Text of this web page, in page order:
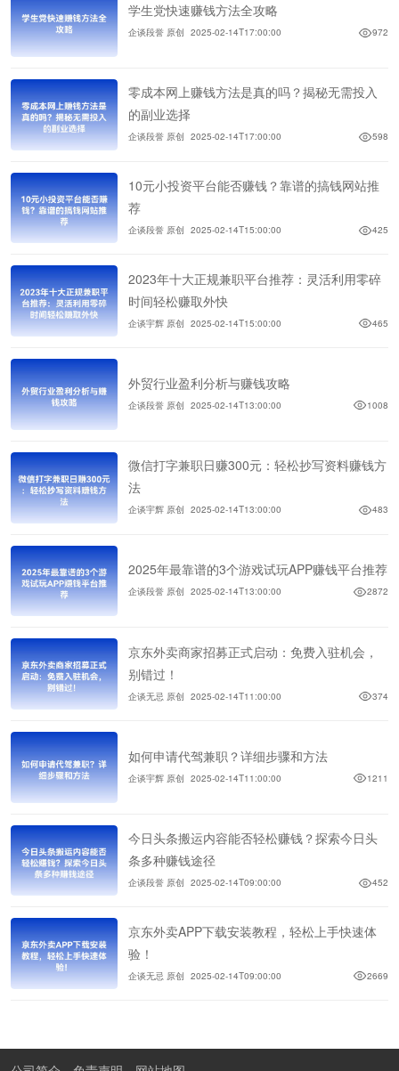
学生党快速赚钱方法全攻略
企谈段誉 原创 2025-02-14T17:00:00 972
零成本网上赚钱方法是真的吗？揭秘无需投入
的副业选择
企谈段誉 原创 2025-02-14T17:00:00 598
10元小投资平台能否赚钱？靠谱的搞钱网站推
荐
企谈段誉 原创 2025-02-14T15:00:00 425
2023年十大正规兼职平台推荐：灵活利用零碎
时间轻松赚取外快
企谈宇辉 原创 2025-02-14T15:00:00 465
外贸行业盈利分析与赚钱攻略
企谈段誉 原创 2025-02-14T13:00:00 1008
微信打字兼职日赚300元：轻松抄写资料赚钱方
法
企谈宇辉 原创 2025-02-14T13:00:00 483
2025年最靠谱的3个游戏试玩APP赚钱平台推荐
企谈段誉 原创 2025-02-14T13:00:00 2872
京东外卖商家招募正式启动：免费入驻机会，
别错过！
企谈无忌 原创 2025-02-14T11:00:00 374
如何申请代驾兼职？详细步骤和方法
企谈宇辉 原创 2025-02-14T11:00:00 1211
今日头条搬运内容能否轻松赚钱？探索今日头
条多种赚钱途径
企谈段誉 原创 2025-02-14T09:00:00 452
京东外卖APP下载安装教程，轻松上手快速体
验！
企谈无忌 原创 2025-02-14T09:00:00 2669